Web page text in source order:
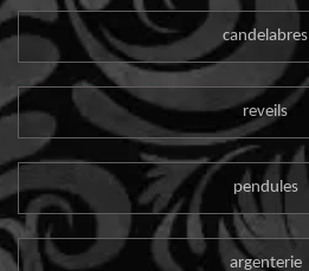
candelabres
reveils
pendules
argenterie